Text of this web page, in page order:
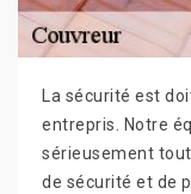
La sécurité est
entrepris. Notre
sérieusement
de sécurité et de